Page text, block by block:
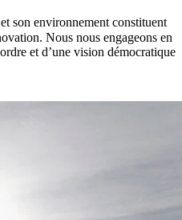
et son environnement constituent
Nous nous engageons en
et d’une vision démocratique